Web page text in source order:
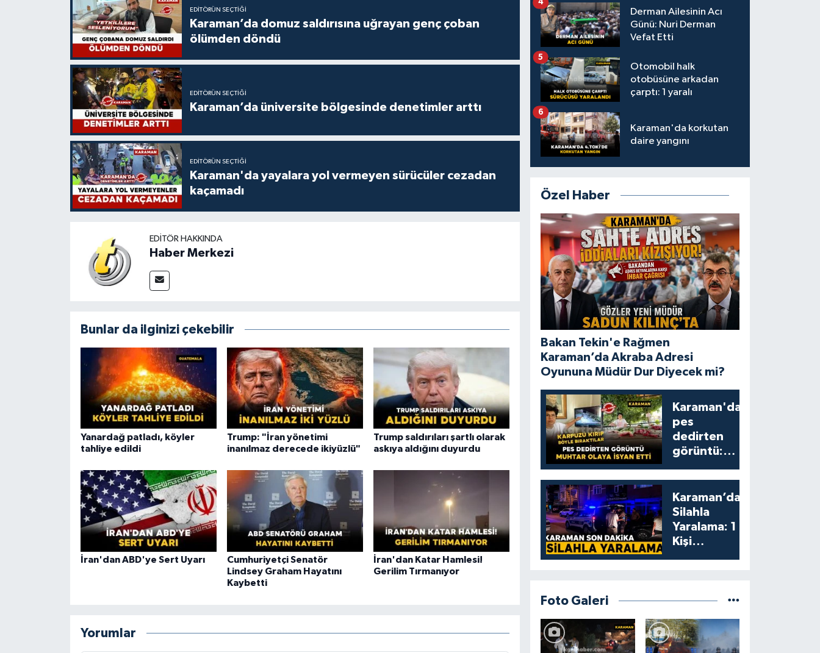
EDITÖRÜN SEÇTIĞI
Karaman’da domuz saldırısına uğrayan genç çoban
ölümden döndü
EDITÖRÜN SEÇTIĞI
Karaman’da üniversite bölgesinde denetimler arttı
EDITÖRÜN SEÇTIĞI
Karaman'da yayalara yol vermeyen sürücüler cezadan
kaçamadı
EDITÖR HAKKINDA
Haber Merkezi
Bunlar da ilginizi çekebilir
Yanardağ patladı, köyler
tahliye edildi
Trump: "İran yönetimi
inanılmaz derecede ikiyüzlü"
Trump saldırıları şartlı olarak
askıya aldığını duyurdu
İran'dan ABD'ye Sert Uyarı
Cumhuriyetçi Senatör
Lindsey Graham Hayatını
Kaybetti
İran'dan Katar Hamlesi!
Gerilim Tırmanıyor
Yorumlar
Derman Ailesinin Acı
Günü: Nuri Derman
Vefat Etti
4
Otomobil halk
otobüsüne arkadan
çarptı: 1 yaralı
5
Karaman'da korkutan
daire yangını
6
Özel Haber
Bakan Tekin'e Rağmen
Karaman’da Akraba Adresi
Oyununa Müdür Dur Diyecek mi?
Karaman'da
pes
dedirten
görüntü:
yumruklayıp
yediler,
artıklarını
kamelyada
bıraktılar
Karaman’da
Silahla
Yaralama: 1
Kişi
Foto Galeri